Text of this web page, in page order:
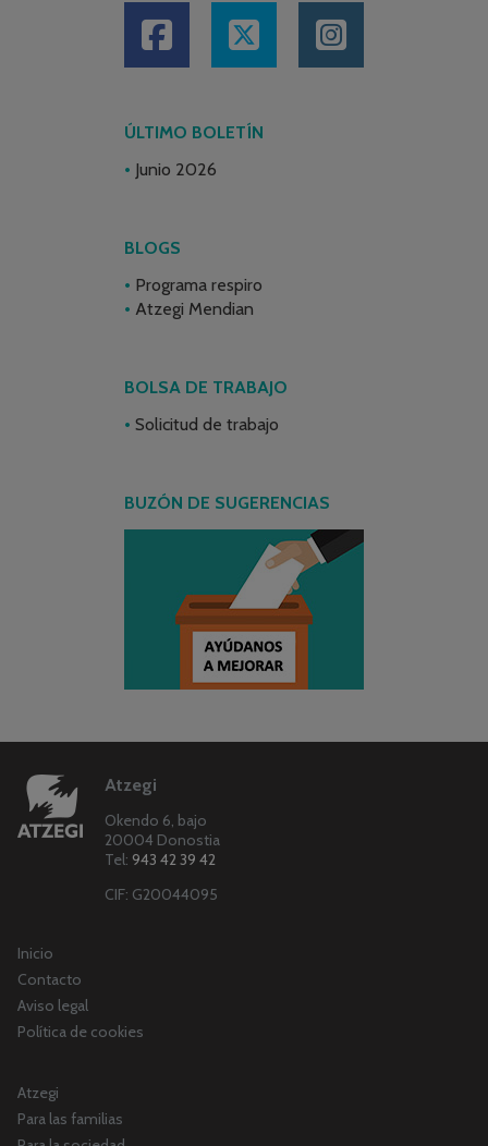
ÚLTIMO BOLETÍN
Junio 2026
BLOGS
Programa respiro
Atzegi Mendian
BOLSA DE TRABAJO
Solicitud de trabajo
BUZÓN DE SUGERENCIAS
Atzegi
Okendo 6, bajo
20004 Donostia
Tel: 943 42 39 42
CIF: G20044095
Inicio
Contacto
Aviso legal
Política de cookies
Atzegi
Para las familias